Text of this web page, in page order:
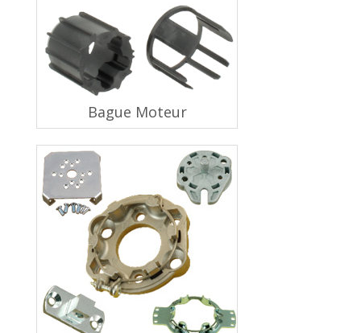
Bague Moteur